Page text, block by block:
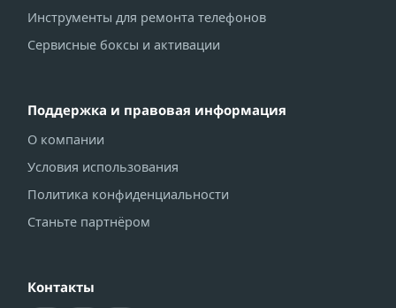
Инструменты для ремонта телефонов
Сервисные боксы и активации
Поддержка и правовая информация
О компании
Условия использования
Политика конфиденциальности
Станьте партнёром
Контакты